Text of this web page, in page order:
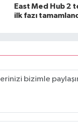
East Med Hub 2
ilk fazı